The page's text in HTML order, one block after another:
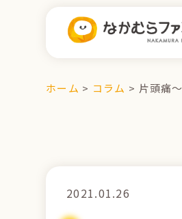
ホーム > コラム > 片頭痛
2021.01.26